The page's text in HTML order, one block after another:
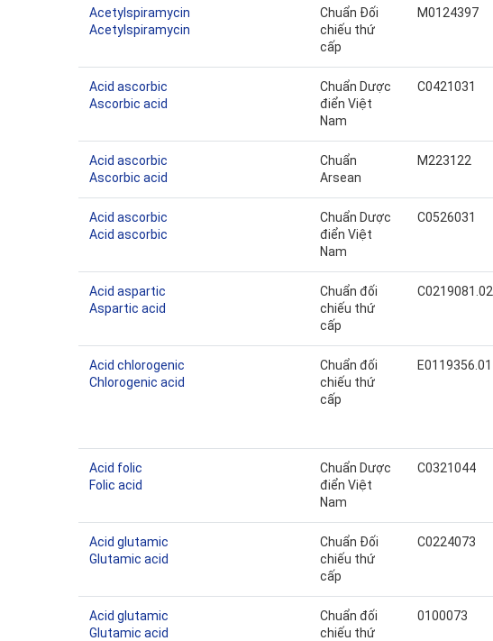
Acetylspiramycin
Acetylspiramycin
Chuẩn Đối
chiếu thứ
cấp
M0124397
Acid ascorbic
Ascorbic acid
Chuẩn Dược
điển Việt
Nam
C0421031
Acid ascorbic
Ascorbic acid
Chuẩn
Arsean
M223122
Acid ascorbic
Acid ascorbic
Chuẩn Dược
điển Việt
Nam
C0526031
Acid aspartic
Aspartic acid
Chuẩn đối
chiếu thứ
cấp
C0219081.02
Acid chlorogenic
Chlorogenic acid
Chuẩn đối
chiếu thứ
cấp
E0119356.01
Acid folic
Folic acid
Chuẩn Dược
điển Việt
Nam
C0321044
Acid glutamic
Glutamic acid
Chuẩn Đối
chiếu thứ
cấp
C0224073
Acid glutamic
Glutamic acid
Chuẩn đối
chiếu thứ
0100073